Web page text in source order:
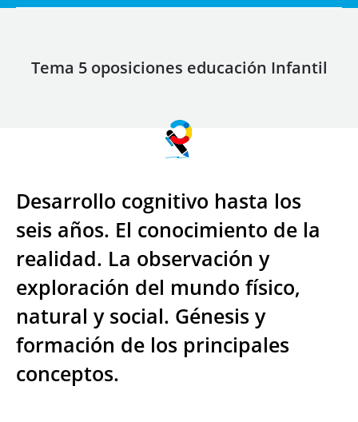
Tema 5 oposiciones educación Infantil
Desarrollo cognitivo hasta los
seis años. El conocimiento de la
realidad. La observación y
exploración del mundo físico,
natural y social. Génesis y
formación de los principales
conceptos.